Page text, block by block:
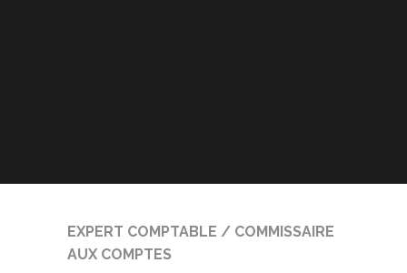
EXPERT COMPTABLE / COMMISSAIRE
AUX COMPTES